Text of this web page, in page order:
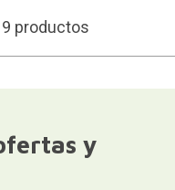
productos
y